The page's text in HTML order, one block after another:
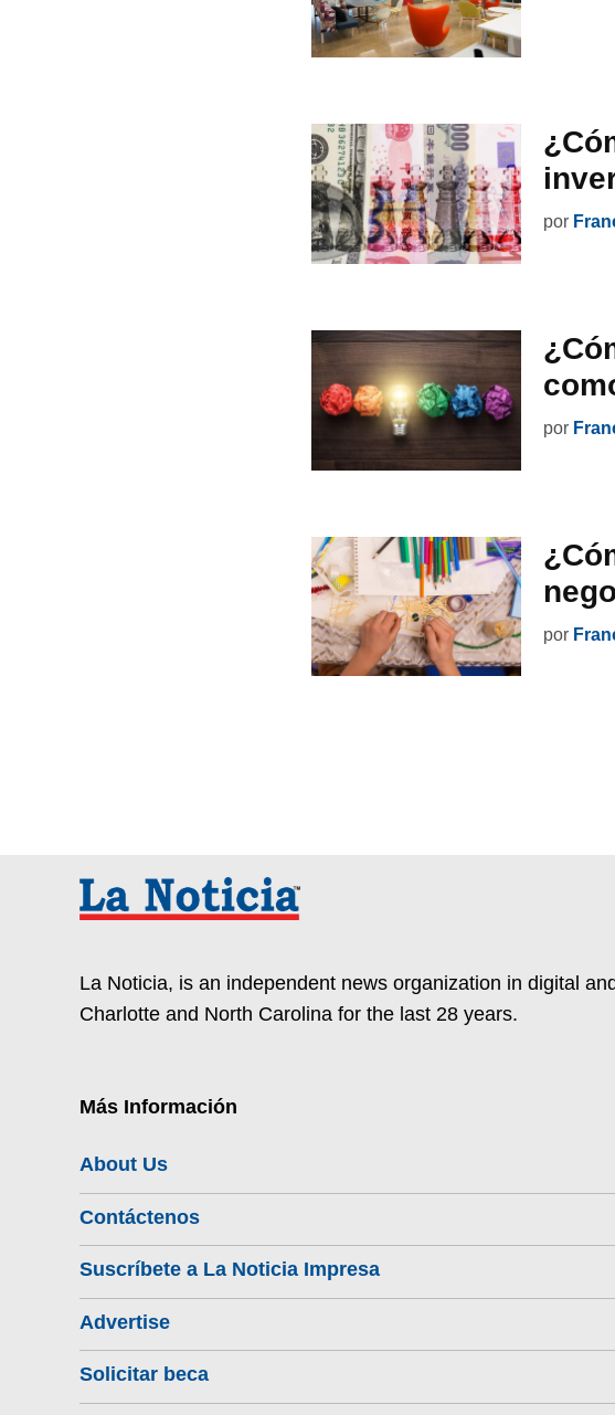
por
por
por
La Noticia, is an independent news organization in digital
Charlotte and North Carolina for the last 28 years.
Más Información
About Us
Contáctenos
Suscríbete a La Noticia Impresa
Advertise
Solicitar beca